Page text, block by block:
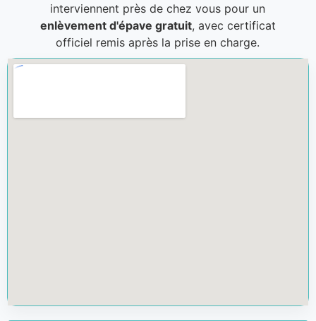
interviennent près de chez vous pour un
enlèvement d'épave gratuit, avec certificat
officiel remis après la prise en charge.